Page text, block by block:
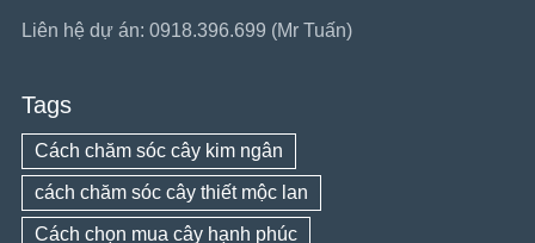
Liên hệ dự án: 0918.396.699 (Mr Tuấn)
Tags
Cách chăm sóc cây kim ngân
cách chăm sóc cây thiết mộc lan
Cách chọn mua cây hạnh phúc